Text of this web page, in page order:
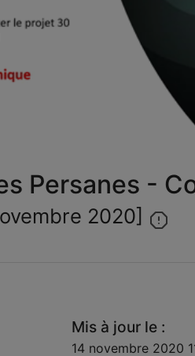
Persanes -
2020]
Mis à jour le :
14 novembre 2020